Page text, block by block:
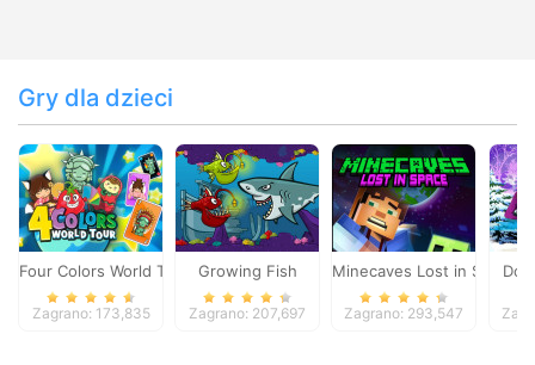
Gry dla dzieci
Four Colors World Tour
Zagrano: 173,835
Growing Fish
Zagrano: 207,697
Minecaves Lost in Space
Zagrano: 293,547